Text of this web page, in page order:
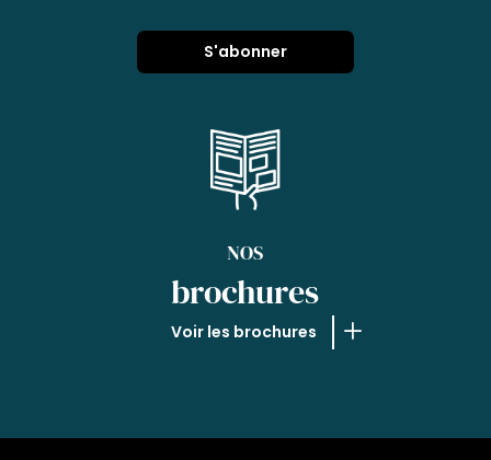
NOS
brochures
Voir les brochures